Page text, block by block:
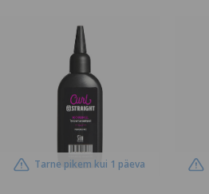
Tarne pikem kui 1 päeva